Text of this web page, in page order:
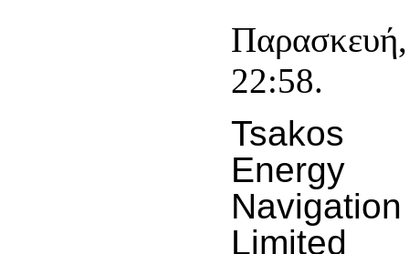
22:58.
Tsakos
Energy
Navigation
Limited